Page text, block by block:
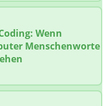
Wenn
Menschenworte